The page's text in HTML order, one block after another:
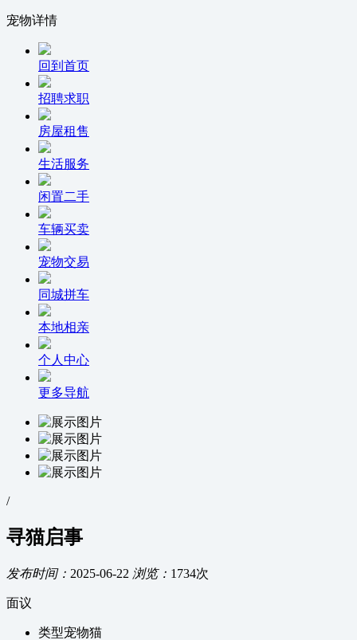
宠物详情
回到首页
招聘求职
房屋租售
生活服务
闲置二手
车辆买卖
宠物交易
同城拼车
本地相亲
个人中心
更多导航
/
寻猫启事
发布时间： 2025-06-22 浏览： 1734次
面议
类型宠物猫